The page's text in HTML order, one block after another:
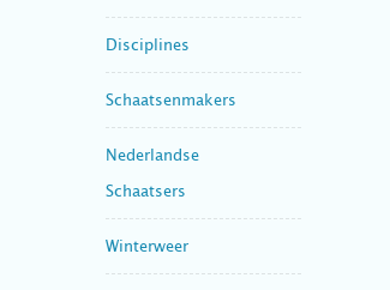
Disciplines
Schaatsenmakers
Nederlandse
Schaatsers
Winterweer